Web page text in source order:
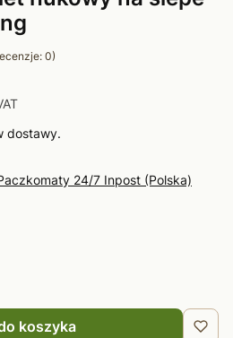
0)
dostawy.
24/7 Inpost (Polska)
koszyka